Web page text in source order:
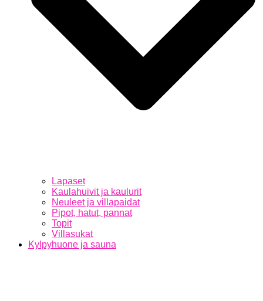
Lapaset
Kaulahuivit ja kaulurit
Neuleet ja villapaidat
Pipot, hatut, pannat
Topit
Villasukat
Kylpyhuone ja sauna